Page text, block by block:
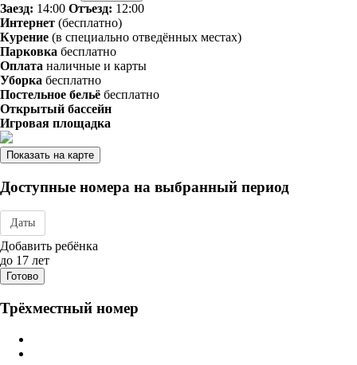
Заезд: 14:00 Отъезд: 12:00
Интернет (бесплатно)
Курение (в специально отведённых местах)
Парковка бесплатно
Оплата наличные и карты
Уборка бесплатно
Постельное бельё бесплатно
Открытый бассейн
Игровая площадка
Показать на карте
Доступные номера на выбранный период
Даты
Дата заезда - отъезда
Добавить ребёнка
до 17 лет
Готово
Трёхместный номер